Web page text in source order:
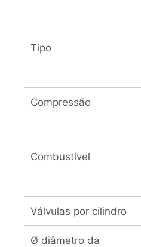
Tipo
Compressão
Combustível
Válvulas por cilindro
Ø diâmetro da